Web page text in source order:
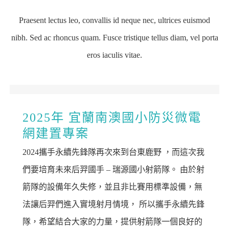
Praesent lectus leo, convallis id neque nec, ultrices euismod
nibh. Sed ac rhoncus quam. Fusce tristique tellus diam, vel porta
eros iaculis vitae.
2025年 宜蘭南澳國小防災微電
網建置專案
2024攜手永續先鋒隊再次來到台東鹿野 ，而這次我
們要培育未來后羿國手 – 瑞源國小射箭隊。 由於射
箭隊的設備年久失修，並且非比賽用標準設備，無
法讓后羿們進入實境射月情境， 所以攜手永續先鋒
隊，希望結合大家的力量，提供射箭隊一個良好的